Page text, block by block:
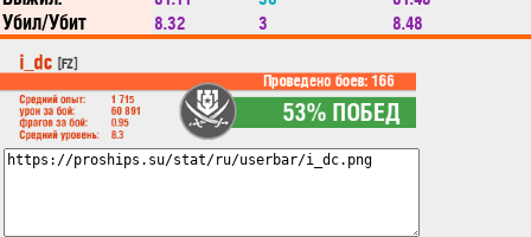
Убил/Убит 8.32 3 8.48